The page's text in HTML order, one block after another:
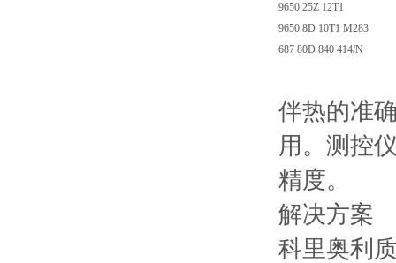
9650 25Z 12T1
9650 8D 10T1 M283
687 80D 840 414/N
伴热的准
用。测控
精度。
解决方案
科里奥利